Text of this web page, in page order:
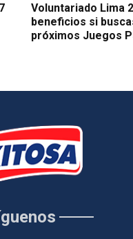
Voluntariado Lima
beneficios si
próximos Juegos